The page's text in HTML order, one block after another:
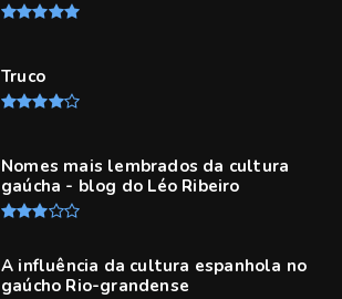
Truco
Nomes mais lembrados da cultura
gaúcha - blog do Léo Ribeiro
A influência da cultura espanhola no
gaúcho Rio-grandense